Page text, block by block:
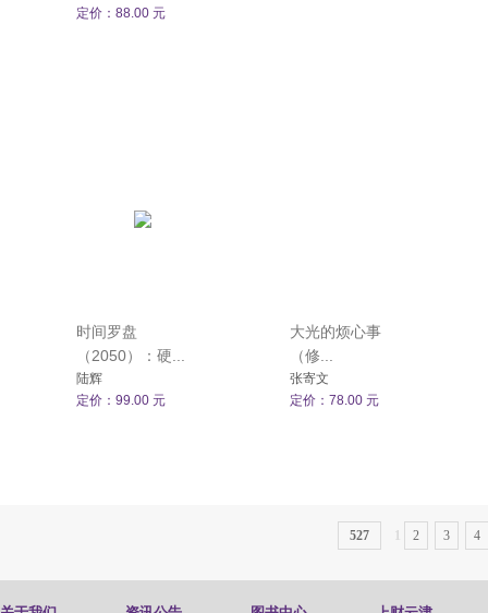
定价：88.00 元
时间罗盘
（2050）：硬...
陆辉
定价：99.00 元
大光的烦心事
（修...
张寄文
定价：78.00 元
527 2 3 4